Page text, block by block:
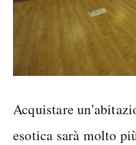
Acquistare
esotica sarà molto